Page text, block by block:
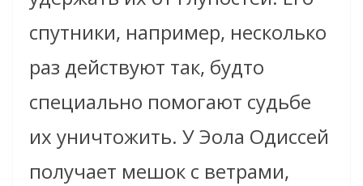
спутники, например, несколько
раз действуют так, будто
специально помогают судьбе
их уничтожить. У Эола Одиссей
получает мешок с ветрами,